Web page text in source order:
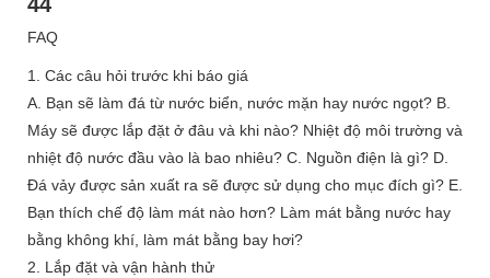
FAQ
1. Các câu hỏi trước khi báo giá
A. Bạn sẽ làm đá từ nước biển, nước mặn hay nước ngọt? B.
Máy sẽ được lắp đặt ở đâu và khi nào? Nhiệt độ môi trường và
nhiệt độ nước đầu vào là bao nhiêu? C. Nguồn điện là gì? D.
Đá vảy được sản xuất ra sẽ được sử dụng cho mục đích gì? E.
Bạn thích chế độ làm mát nào hơn? Làm mát bằng nước hay
bằng không khí, làm mát bằng bay hơi?
2. Lắp đặt và vận hành thử